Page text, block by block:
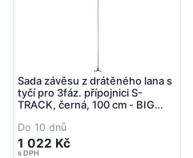
Sada závěsu z drátěného lana s
tyčí pro 3fáz. přípojnici S-
TRACK, černá, 100 cm - BIG
Do 10 dnů
1 022 Kč
s DPH